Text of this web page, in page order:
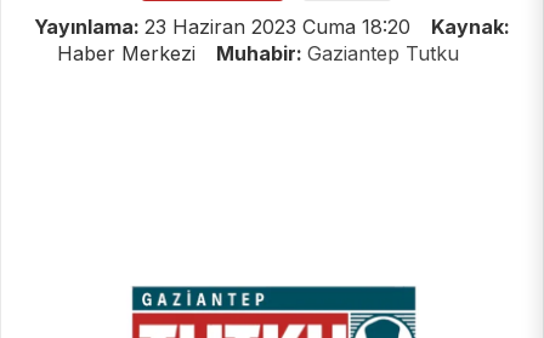
Yayınlama: 23 Haziran 2023 Cuma 18:20
Kaynak:
Haber Merkezi
Muhabir: Gaziantep Tutku